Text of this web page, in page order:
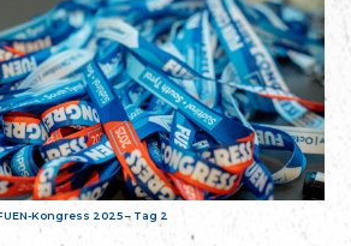
Kongress 2025 – Tag 2